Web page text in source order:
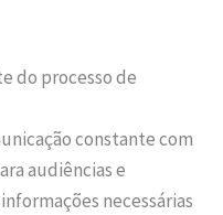
do processo de
constante com
audiências e
necessárias